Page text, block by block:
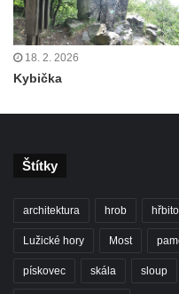
Humboldtova vyhlídka u
Labem
Čedičový lom pod
Vyhlídka na SWAMP u
18. 2. 2026
Kybička
Štítky
architektura hrob
Lužické hory Most
pískovec skála sloup